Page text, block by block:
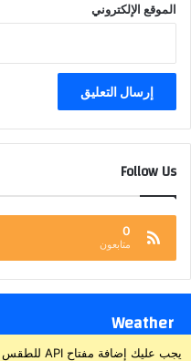
الموقع الإلكتروني
Follow Us
0
متابعون
Weather
يجب عليك إضافة مفتاح API للطقس من خلال صفحة إعدادات القالب > الدمج